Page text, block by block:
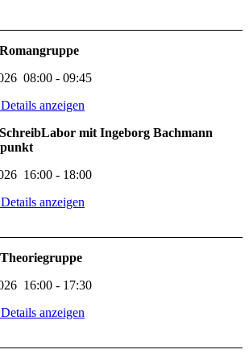
08:00 - 09:45
anzeigen
mit Ingeborg Bachmann
16:00 - 18:00
anzeigen
16:00 - 17:30
anzeigen